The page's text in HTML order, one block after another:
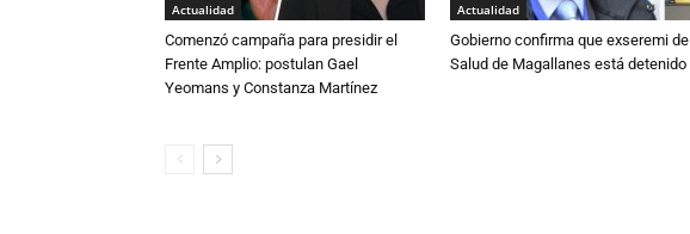
Actualidad
Comenzó campaña para presidir el
Frente Amplio: postulan Gael
Yeomans y Constanza Martínez
Actualidad
Gobierno confirma que exseremi de
Salud de Magallanes está detenido